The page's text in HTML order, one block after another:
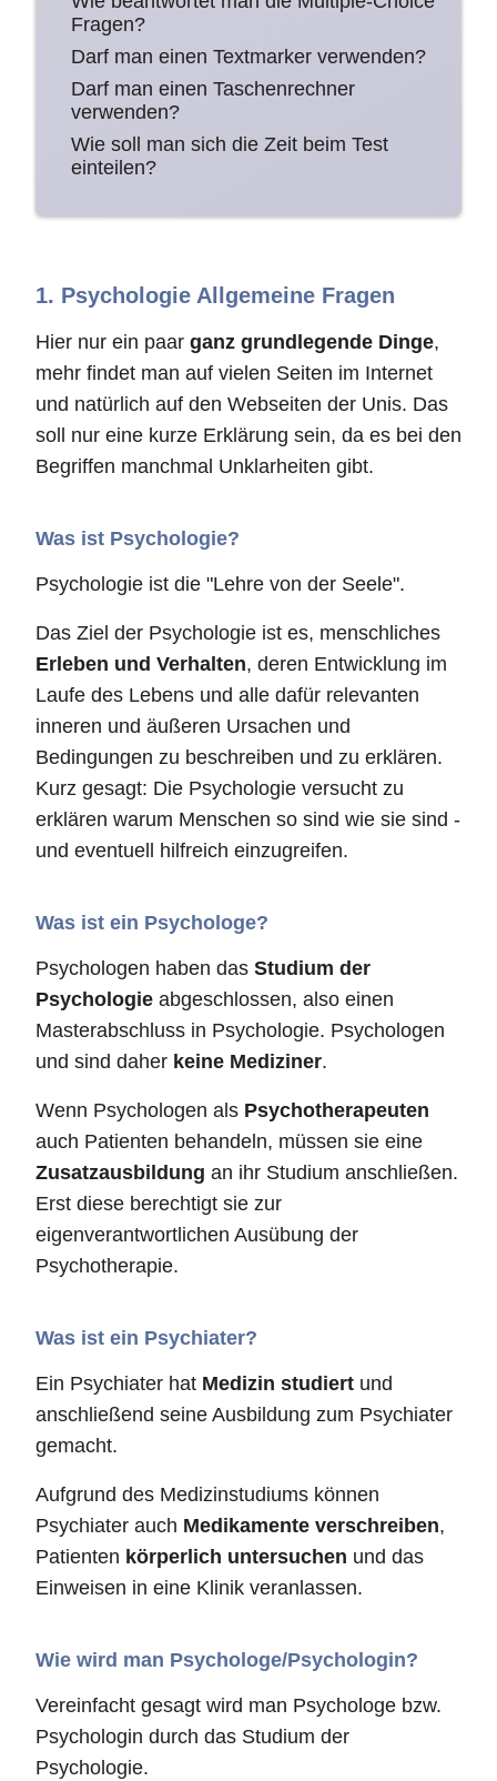
Fragen?
Darf man einen Textmarker verwenden?
Darf man einen Taschenrechner
verwenden?
Wie soll man sich die Zeit beim Test
einteilen?
1. Psychologie Allgemeine Fragen
Hier nur ein paar ganz grundlegende Dinge,
mehr findet man auf vielen Seiten im Internet
und natürlich auf den Webseiten der Unis. Das
soll nur eine kurze Erklärung sein, da es bei den
Begriffen manchmal Unklarheiten gibt.
Was ist Psychologie?
Psychologie ist die "Lehre von der Seele".
Das Ziel der Psychologie ist es, menschliches
Erleben und Verhalten, deren Entwicklung im
Laufe des Lebens und alle dafür relevanten
inneren und äußeren Ursachen und
Bedingungen zu beschreiben und zu erklären.
Kurz gesagt: Die Psychologie versucht zu
erklären warum Menschen so sind wie sie sind -
und eventuell hilfreich einzugreifen.
Was ist ein Psychologe?
Psychologen haben das Studium der
Psychologie abgeschlossen, also einen
Masterabschluss in Psychologie. Psychologen
und sind daher keine Mediziner.
Wenn Psychologen als Psychotherapeuten
auch Patienten behandeln, müssen sie eine
Zusatzausbildung an ihr Studium anschließen.
Erst diese berechtigt sie zur
eigenverantwortlichen Ausübung der
Psychotherapie.
Was ist ein Psychiater?
Ein Psychiater hat Medizin studiert und
anschließend seine Ausbildung zum Psychiater
gemacht.
Aufgrund des Medizinstudiums können
Psychiater auch Medikamente verschreiben,
Patienten körperlich untersuchen und das
Einweisen in eine Klinik veranlassen.
Wie wird man Psychologe/Psychologin?
Vereinfacht gesagt wird man Psychologe bzw.
Psychologin durch das Studium der
Psychologie.